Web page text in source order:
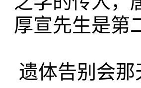
厚宣先生是第
遗体告别会